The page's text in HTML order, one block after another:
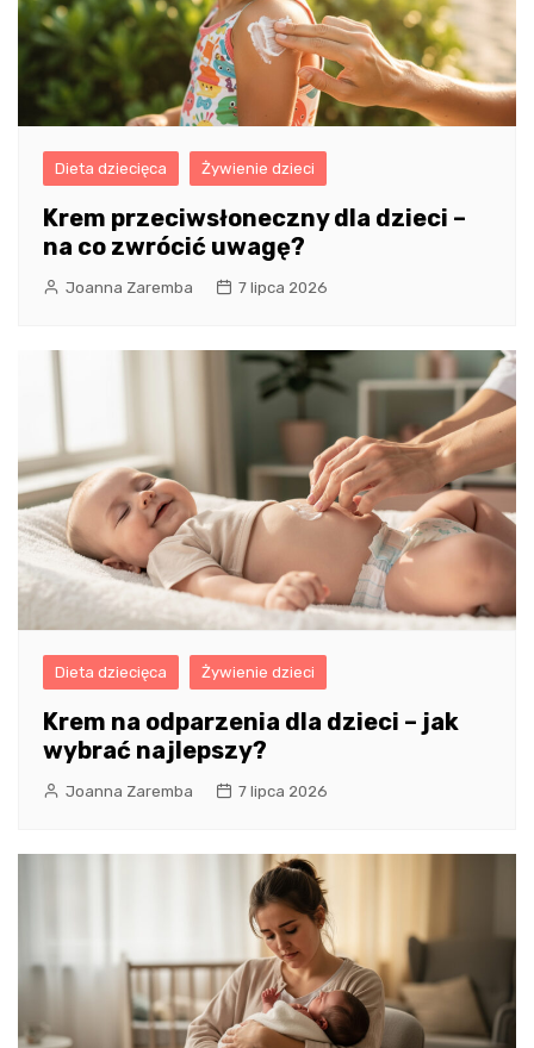
Dieta dziecięca Żywienie dzieci
Krem przeciwsłoneczny dla dzieci –
na co zwrócić uwagę?
Joanna Zaremba 7 lipca 2026
Dieta dziecięca Żywienie dzieci
Krem na odparzenia dla dzieci – jak
wybrać najlepszy?
Joanna Zaremba 7 lipca 2026